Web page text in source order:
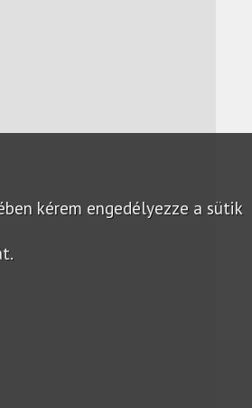
kérem engedélyezze a sütik